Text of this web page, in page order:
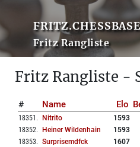
Fritz Rangliste
Fritz Rangliste -
# Name Elo
18351 . Nitrito 1593
18352. Heiner Wildenhain 1593
18353. Surprisemdfck 1607